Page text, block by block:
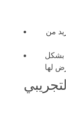
من
بشكل